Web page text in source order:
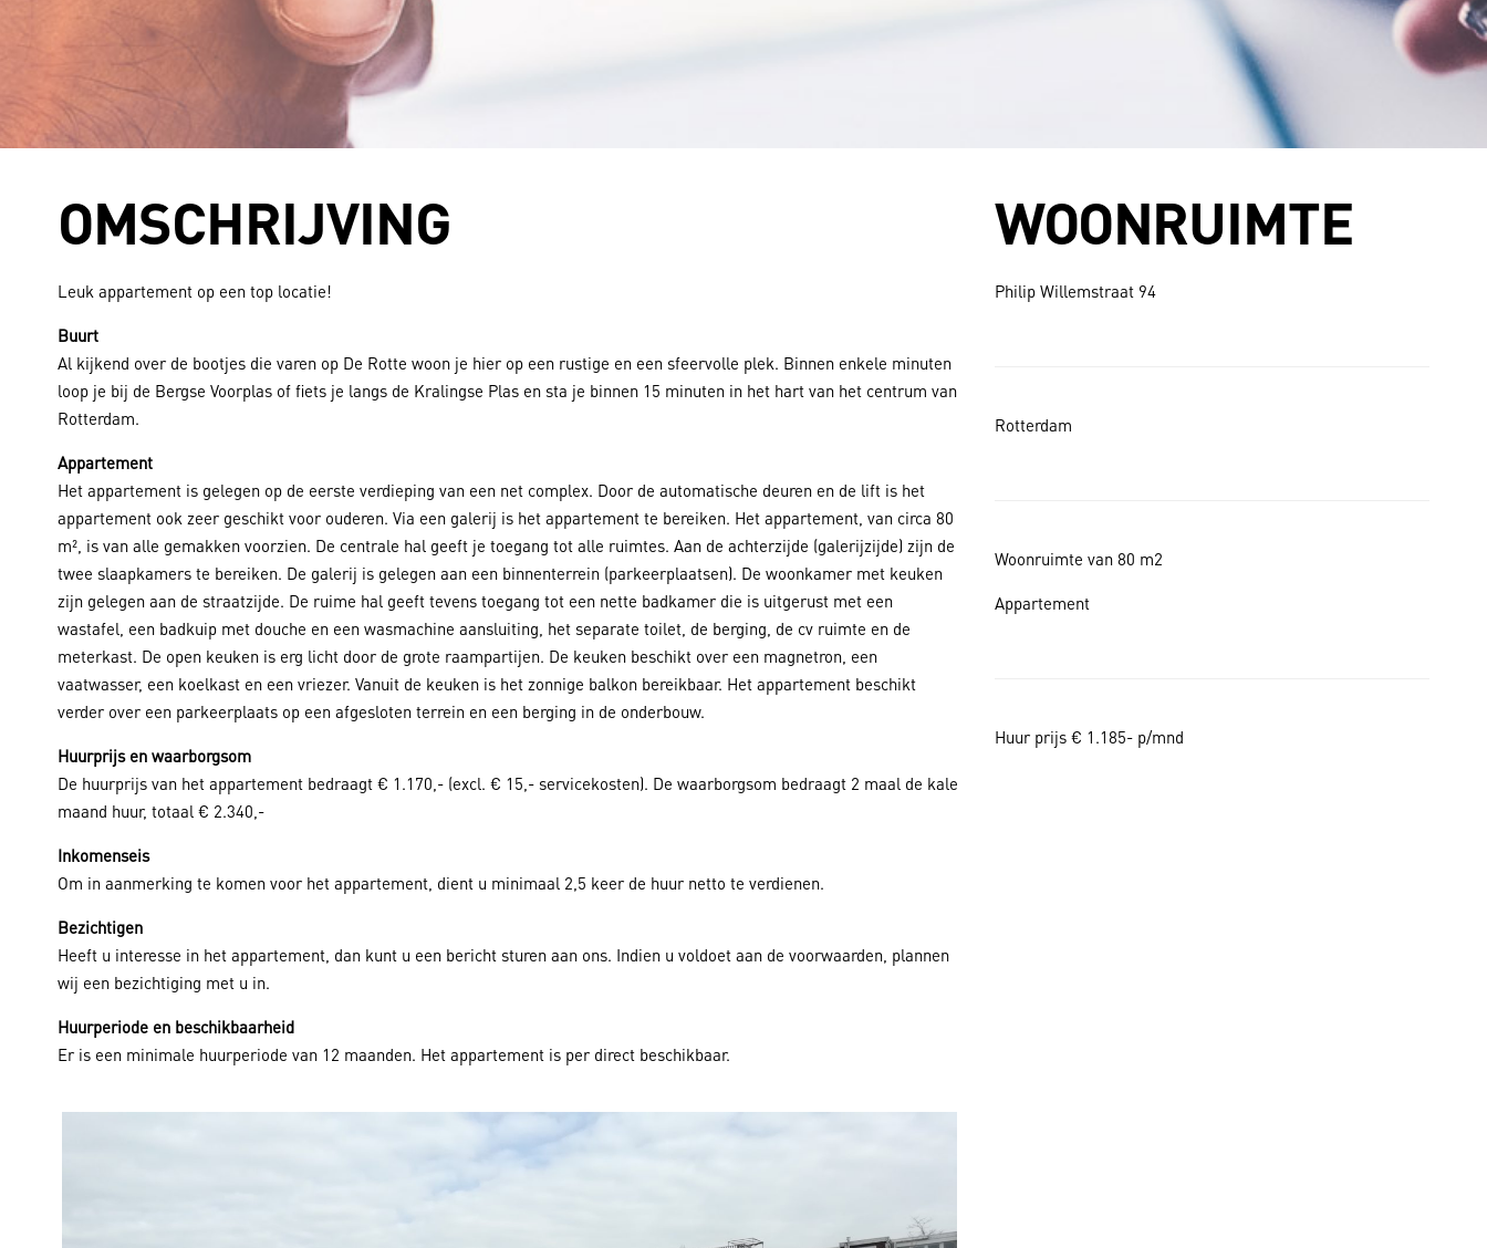
Technisch beheer
Additionele diensten
OMSCHRIJVING
Leuk appartement op een top locatie!
Buurt
Al kijkend over de bootjes die varen op De Rotte woon je hier op een rustige en een sfeervolle plek. Binnen enkele minuten
loop je bij de Bergse Voorplas of fiets je langs de Kralingse Plas en sta je binnen 15 minuten in het hart van het centrum van
Rotterdam.
Appartement
Het appartement is gelegen op de eerste verdieping van een net complex. Door de automatische deuren en de lift is het
appartement ook zeer geschikt voor ouderen. Via een galerij is het appartement te bereiken. Het appartement, van circa 80
m², is van alle gemakken voorzien. De centrale hal geeft je toegang tot alle ruimtes. Aan de achterzijde (galerijzijde) zijn de
twee slaapkamers te bereiken. De galerij is gelegen aan een binnenterrein (parkeerplaatsen). De woonkamer met keuken
zijn gelegen aan de straatzijde. De ruime hal geeft tevens toegang tot een nette badkamer die is uitgerust met een
wastafel, een badkuip met douche en een wasmachine aansluiting, het separate toilet, de berging, de cv ruimte en de
meterkast. De open keuken is erg licht door de grote raampartijen. De keuken beschikt over een magnetron, een
vaatwasser, een koelkast en een vriezer. Vanuit de keuken is het zonnige balkon bereikbaar. Het appartement beschikt
verder over een parkeerplaats op een afgesloten terrein en een berging in de onderbouw.
Huurprijs en waarborgsom
De huurprijs van het appartement bedraagt € 1.170,- (excl. € 15,- servicekosten). De waarborgsom bedraagt 2 maal de kale
maand huur, totaal € 2.340,-
Inkomenseis
Om in aanmerking te komen voor het appartement, dient u minimaal 2,5 keer de huur netto te verdienen.
Bezichtigen
Heeft u interesse in het appartement, dan kunt u een bericht sturen aan ons. Indien u voldoet aan de voorwaarden, plannen
wij een bezichtiging met u in.
Huurperiode en beschikbaarheid
Er is een minimale huurperiode van 12 maanden. Het appartement is per direct beschikbaar.
WOONRUIMTE
Philip Willemstraat 94
Rotterdam
Woonruimte van 80 m2
Appartement
Huur prijs € 1.185- p/mnd